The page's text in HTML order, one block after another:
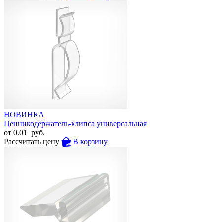
НОВИНКА
Ценникодержатель-клипса универсальная
от 0.01
руб.
Рассчитать цену
В корзину